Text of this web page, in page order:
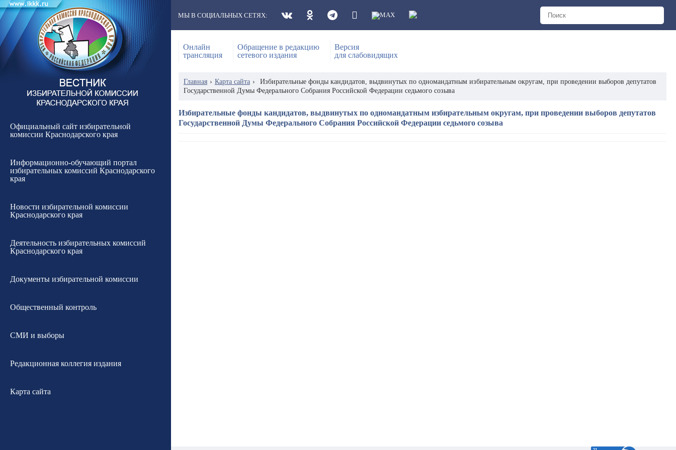
Официальный сайт избирательной
комиссии Краснодарского края
Информационно-обучающий портал
избирательных комиссий Краснодарского
края
Новости избирательной комиссии
Краснодарского края
Деятельность избирательных комиссий
Краснодарского края
Документы избирательной комиссии
Общественный контроль
СМИ и выборы
Редакционная коллегия издания
Карта сайта
МЫ В СОЦИАЛЬНЫХ СЕТЯХ:
Онлайн
трансляция
Обращение в редакцию
сетевого издания
Версия
для слабовидящих
Главная › Карта сайта ›
Избирательные фонды кандидатов, выдвинутых по одномандатным избирательным округам, при проведении выборов депутатов
Государственной Думы Федерального Собрания Российской Федерации седьмого созыва
Избирательные фонды кандидатов, выдвинутых по одномандатным избирательным округам, при проведении выборов депутатов
Государственной Думы Федерального Собрания Российской Федерации седьмого созыва